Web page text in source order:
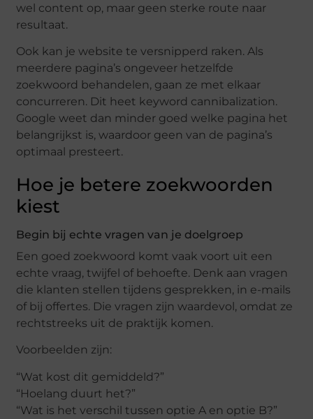
wel content op, maar geen sterke route naar
resultaat.
Ook kan je website te versnipperd raken. Als
meerdere pagina’s ongeveer hetzelfde
zoekwoord behandelen, gaan ze met elkaar
concurreren. Dit heet keyword cannibalization.
Google weet dan minder goed welke pagina het
belangrijkst is, waardoor geen van de pagina’s
optimaal presteert.
Hoe je betere zoekwoorden
kiest
Begin bij echte vragen van je doelgroep
Een goed zoekwoord komt vaak voort uit een
echte vraag, twijfel of behoefte. Denk aan vragen
die klanten stellen tijdens gesprekken, in e-mails
of bij offertes. Die vragen zijn waardevol, omdat ze
rechtstreeks uit de praktijk komen.
Voorbeelden zijn:
“Wat kost dit gemiddeld?”
“Hoelang duurt het?”
“Wat is het verschil tussen optie A en optie B?”